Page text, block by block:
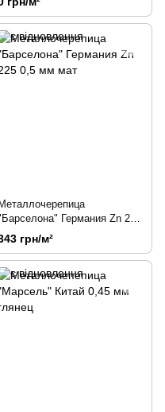
Металлочерепица
Германия Zn 225
мм мат
грн/м²